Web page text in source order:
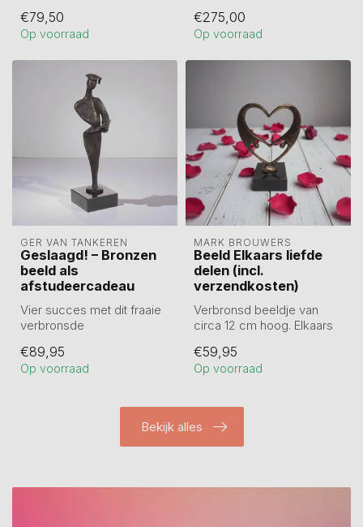
€79,50
Op voorraad
toewijding. Als...
€275,00
Op voorraad
GER VAN TANKEREN
Geslaagd! – Bronzen
beeld als
afstudeercadeau
Vier succes met dit fraaie
verbronsde
eerst gegoten in t...
€89,95
Op voorraad
MARK BROUWERS
Beeld Elkaars liefde
delen (incl.
verzendkosten)
Verbronsd beeldje van
circa 12 cm hoog. Elkaars
Mooie symboliek ...
€59,95
Op voorraad
Bekijk alles